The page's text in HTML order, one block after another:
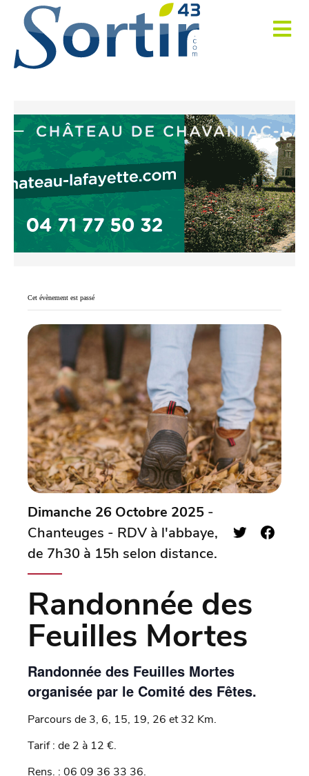
Cet évènement est passé
Dimanche 26 Octobre 2025 -
Chanteuges - RDV à l'abbaye,
de 7h30 à 15h selon distance.
Randonnée des
Feuilles Mortes
Randonnée des Feuilles Mortes
organisée par le Comité des Fêtes.
Parcours de 3, 6, 15, 19, 26 et 32 Km.
Tarif : de 2 à 12 €.
Rens. : 06 09 36 33 36.